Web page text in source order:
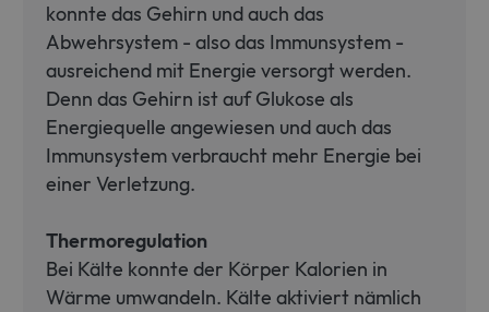
konnte das Gehirn und auch das
Abwehrsystem - also das Immunsystem -
ausreichend mit Energie versorgt werden.
Denn das Gehirn ist auf Glukose als
Energiequelle angewiesen und auch das
Immunsystem verbraucht mehr Energie bei
einer Verletzung.
Thermoregulation
Bei Kälte konnte der Körper Kalorien in
Wärme umwandeln. Kälte aktiviert nämlich